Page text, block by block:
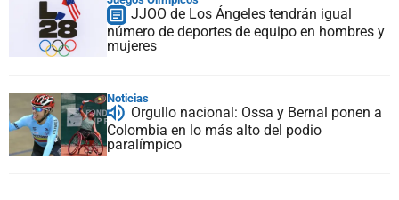
JJOO de Los Ángeles tendrán igual
número de deportes de equipo en hombres y
mujeres
Noticias
Orgullo nacional: Ossa y Bernal ponen a
Colombia en lo más alto del podio
paralímpico